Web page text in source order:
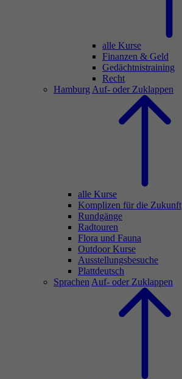
alle Kurse
Finanzen & Geld
Gedächtnistraining
Recht
Hamburg Auf- oder Zuklappen
alle Kurse
Komplizen für die Zukunft
Rundgänge
Radtouren
Flora und Fauna
Outdoor Kurse
Ausstellungsbesuche
Plattdeutsch
Sprachen Auf- oder Zuklappen